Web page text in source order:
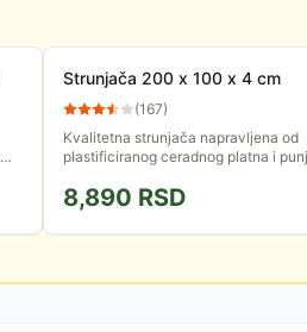
Strunjača 200 x 100 x 4 cm
(167)
Kvalitetna strunjača napravljena od
plastificiranog ceradnog platna i
primenu pronašla u borilačkim...
8,890 RSD